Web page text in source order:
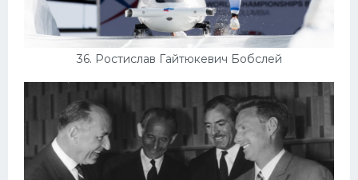
36. Ростислав Гайтюкевич Бобслей